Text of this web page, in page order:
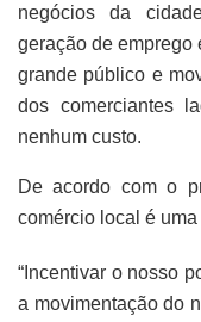
negócios da
geração de emprego
grande público e
dos comerciantes
nenhum custo.
De acordo com o
comércio local é
“Incentivar o nosso
a movimentação do